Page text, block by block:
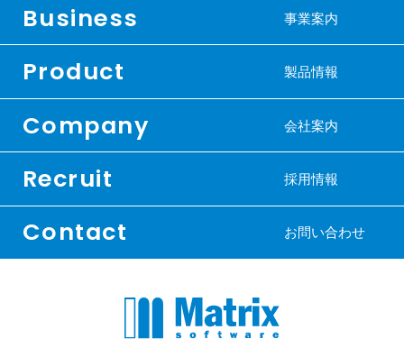
Business 事業案内
Product 製品情報
Company 会社案内
Recruit 採用情報
Contact お問い合わせ